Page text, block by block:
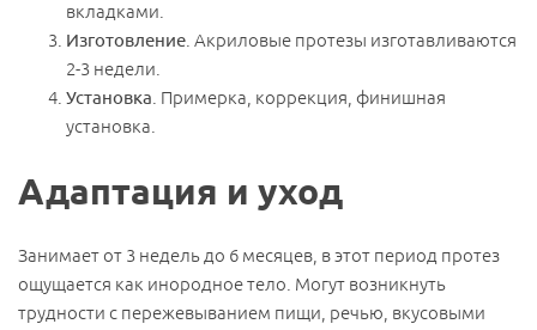
вкладками.
Изготовление . Акриловые протезы изготавливаются
2-3 недели.
Установка . Примерка, коррекция, финишная
установка.
Адаптация и уход
Занимает от 3 недель до 6 месяцев, в этот период протез
ощущается как инородное тело. Могут возникнуть
трудности с пережевыванием пищи, речью, вкусовыми